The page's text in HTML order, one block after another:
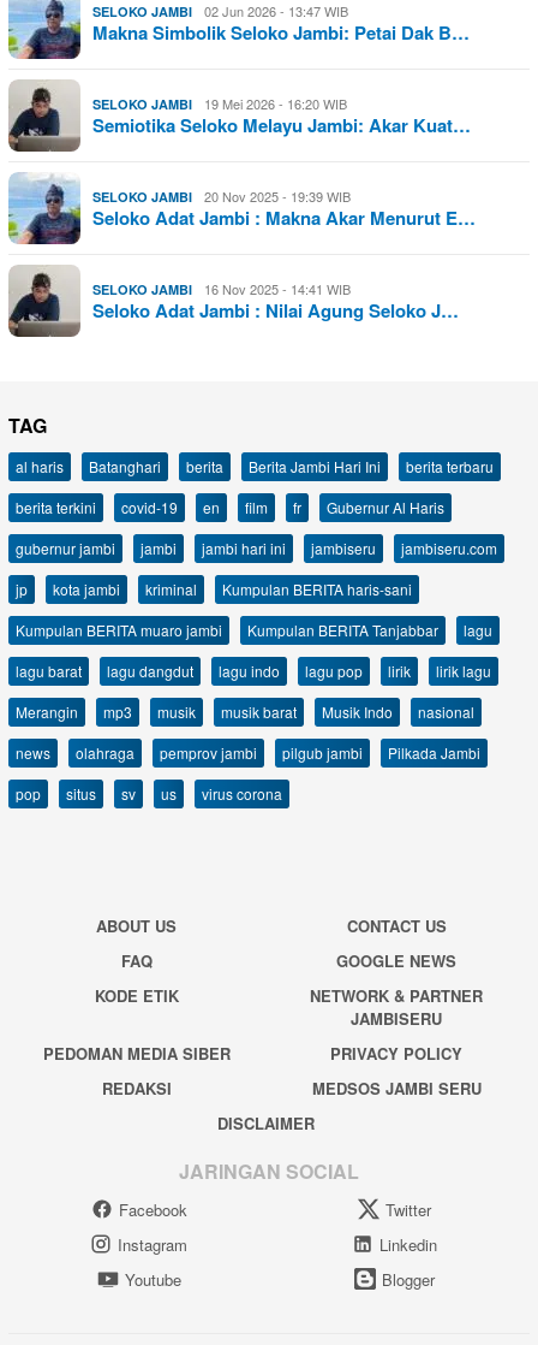
SELOKO JAMBI 02 Jun 2026 - 13:47 WIB
Makna Simbolik Seloko Jambi: Petai Dak B…
SELOKO JAMBI 19 Mei 2026 - 16:20 WIB
Semiotika Seloko Melayu Jambi: Akar Kuat…
SELOKO JAMBI 20 Nov 2025 - 19:39 WIB
Seloko Adat Jambi : Makna Akar Menurut E…
SELOKO JAMBI 16 Nov 2025 - 14:41 WIB
Seloko Adat Jambi : Nilai Agung Seloko J…
TAG
al haris Batanghari berita Berita Jambi Hari Ini
berita terbaru
berita terkini
covid-19 en film fr
Gubernur Al Haris
gubernur jambi
jambi jambi hari ini jambiseru
jambiseru.com
jp
kota jambi kriminal
Kumpulan BERITA haris-sani
Kumpulan BERITA muaro jambi
Kumpulan BERITA Tanjabbar
lagu
lagu barat
lagu dangdut lagu indo lagu pop lirik
lirik lagu
Merangin
mp3 musik musik barat Musik Indo
nasional
news
olahraga pemprov jambi pilgub jambi
Pilkada Jambi
pop
situs sv us virus corona
ABOUT US
CONTACT US
FAQ
GOOGLE NEWS
KODE ETIK
NETWORK & PARTNER
JAMBISERU
PEDOMAN MEDIA SIBER
PRIVACY POLICY
REDAKSI
MEDSOS JAMBI SERU
DISCLAIMER
JARINGAN SOCIAL
Facebook
Twitter
Instagram
Linkedin
Youtube
Blogger